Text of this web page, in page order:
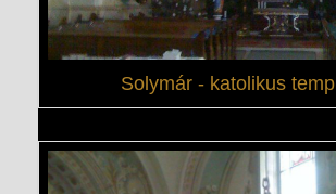
Solymár - katolikus